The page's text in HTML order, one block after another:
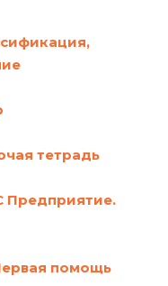
тетрадь
Предприятие.
помощь